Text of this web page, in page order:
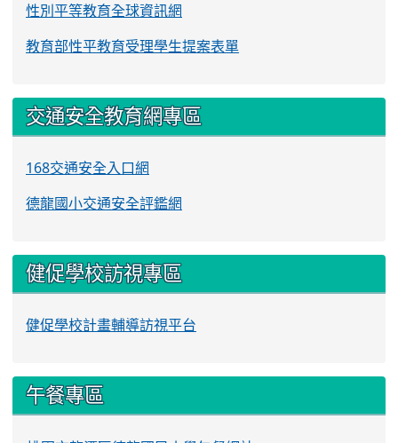
性別平等教育全球資訊網
教育部性平教育受理學生提案表單
交通安全教育網專區
168交通安全入口網
德龍國小交通安全評鑑網
健促學校訪視專區
健促學校計畫輔導訪視平台
午餐專區